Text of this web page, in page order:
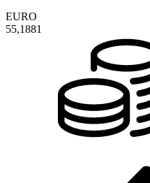
EURO
55,1881